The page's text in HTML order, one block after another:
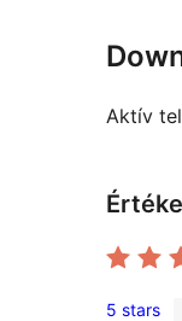
Aktív
5 stars